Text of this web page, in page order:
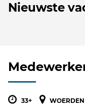
Nieuwste
33+ WOERDEN